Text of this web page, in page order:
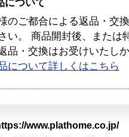
について
のご都合による返品・交
い。 商品開封後、または
品・交換はお受けいたし
について詳しくはこちら
www.plathome.co.jp/